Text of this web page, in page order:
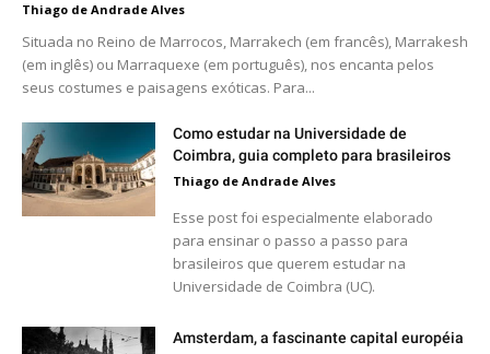
Thiago de Andrade Alves
Situada no Reino de Marrocos, Marrakech (em francês), Marrakesh
(em inglês) ou Marraquexe (em português), nos encanta pelos
seus costumes e paisagens exóticas. Para...
Como estudar na Universidade de
Coimbra, guia completo para brasileiros
Thiago de Andrade Alves
Esse post foi especialmente elaborado
para ensinar o passo a passo para
brasileiros que querem estudar na
Universidade de Coimbra (UC).
Amsterdam, a fascinante capital européia